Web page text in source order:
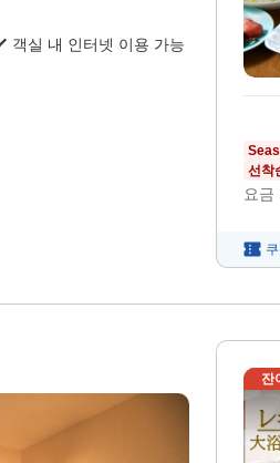
객실 내 인터넷 이용 가능
선착
요금
잔